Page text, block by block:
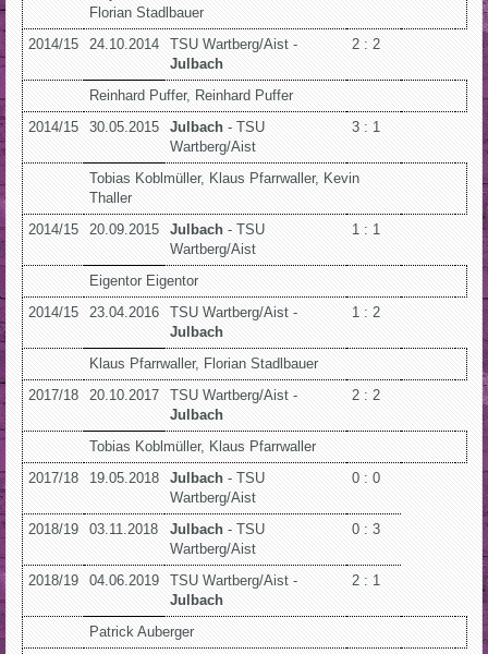
Florian Stadlbauer
2014/15
24.10.2014
TSU Wartberg/Aist -
Julbach
2 : 2
Reinhard Puffer, Reinhard Puffer
2014/15
30.05.2015 Julbach - TSU
Wartberg/Aist
3 : 1
Tobias Koblmüller, Klaus Pfarrwaller, Kevin
Thaller
2014/15
20.09.2015 Julbach - TSU
Wartberg/Aist
1 : 1
Eigentor Eigentor
2014/15
23.04.2016
TSU Wartberg/Aist -
Julbach
1 : 2
Klaus Pfarrwaller, Florian Stadlbauer
2017/18
20.10.2017
TSU Wartberg/Aist -
Julbach
2 : 2
Tobias Koblmüller, Klaus Pfarrwaller
2017/18
19.05.2018 Julbach - TSU
Wartberg/Aist
0 : 0
2018/19 03.11.2018 Julbach - TSU
Wartberg/Aist
0 : 3
2018/19 04.06.2019
TSU Wartberg/Aist -
Julbach
2 : 1
Patrick Auberger